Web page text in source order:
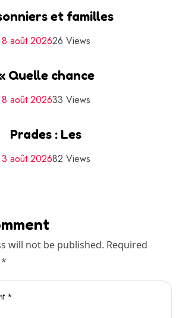
et familles
8 août 202626 Views
Quelle chance
8 août 202633 Views
Prades : Les
3 août 202682 Views
will not be published. Required